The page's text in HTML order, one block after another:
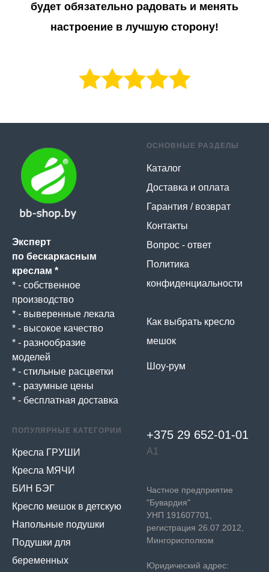
будет обязательно радовать и менять
настроение в лучшую сторону!
Эксперт
по бескаркасным
креслам *
* - собственное
производство
* - выверенные лекала
* - высокое качество
* - разнообразие
моделей
* - стильные расцветки
* - разумные цены
* - бесплатная доставка
ОСНОВНЫЕ РАЗДЕЛЫ
Каталог
Доставка и оплата
Гарантия / возврат
Контакты
Вопрос - ответ
Политика
конфиденциальности
Как выбрать кресло
мешок
Шоу-рум
ПОПУЛЯРНЫЕ КАТЕГОРИИ
Кресла ГРУШИ
Кресла МЯЧИ
БИН БЭГ
Кресло мешок в детскую
Напольные подушки
Подушки для
беременных
+375 29 652-01-01
А1
Частное предприятие
"Бувардия"
УНП 191607701,
регистрация 26.07.2012,
Мингорисполком
Юридический адрес: